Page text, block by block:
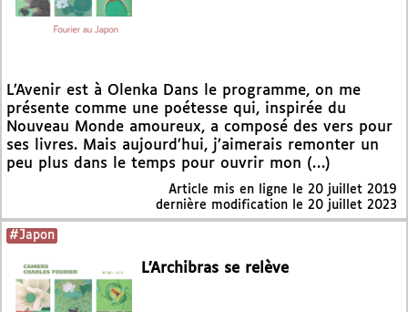
L’Avenir est à Olenka Dans le programme, on me
présente comme une poétesse qui, inspirée du
Nouveau Monde amoureux, a composé des vers pour
ses livres. Mais aujourd’hui, j’aimerais remonter un
peu plus dans le temps pour ouvrir mon (…)
Article mis en ligne le 20 juillet 2019
dernière modification le 20 juillet 2023
#Japon
L’Archibras se relève